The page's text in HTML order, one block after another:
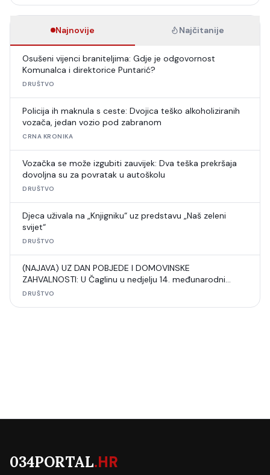
Najnovije Najčitanije
Osušeni vijenci braniteljima: Gdje je odgovornost
Komunalca i direktorice Puntarić?
DRUŠTVO
Policija ih maknula s ceste: Dvojica teško alkoholiziranih
vozača, jedan vozio pod zabranom
CRNA KRONIKA
Vozačka se može izgubiti zauvijek: Dva teška prekršaja
dovoljna su za povratak u autoškolu
DRUŠTVO
Djeca uživala na „Knjigniku“ uz predstavu „Naš zeleni
svijet“
DRUŠTVO
(NAJAVA) UZ DAN POBJEDE I DOMOVINSKE
ZAHVALNOSTI: U Čaglinu u nedjelju 14. međunarodni
šahovski turnir
DRUŠTVO
034PORTAL.HR